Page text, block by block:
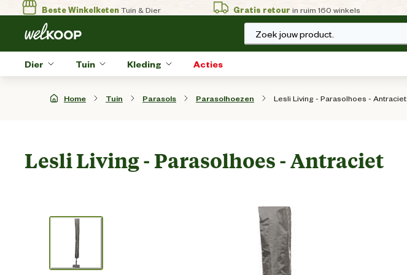
Beste WinkelketenTuin & Dier Gratis retour in ruim 160 winkels
Zoek jouw product.
Dier Tuin Kleding Acties
Home Tuin Parasols Parasolhoezen Lesli Living - Parasolhoes - Antraciet
Lesli Living - Parasolhoes - Antraciet